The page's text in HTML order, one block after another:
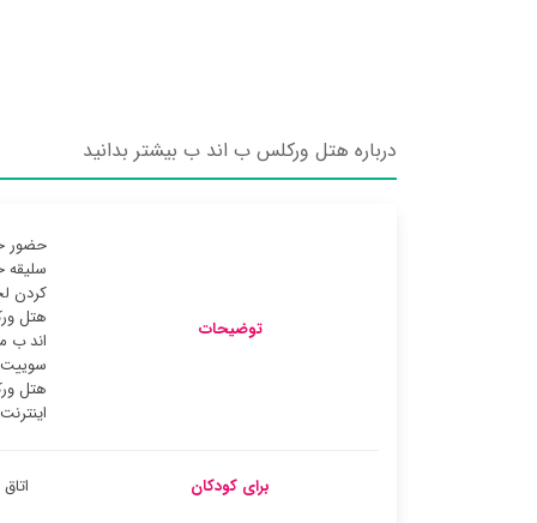
درباره هتل ورکلس ب اند ب بیشتر بدانید
توضیحات
حضور
سلیقه
کردن
هتل
اند ب
سوییت
هتل
برای کودکان